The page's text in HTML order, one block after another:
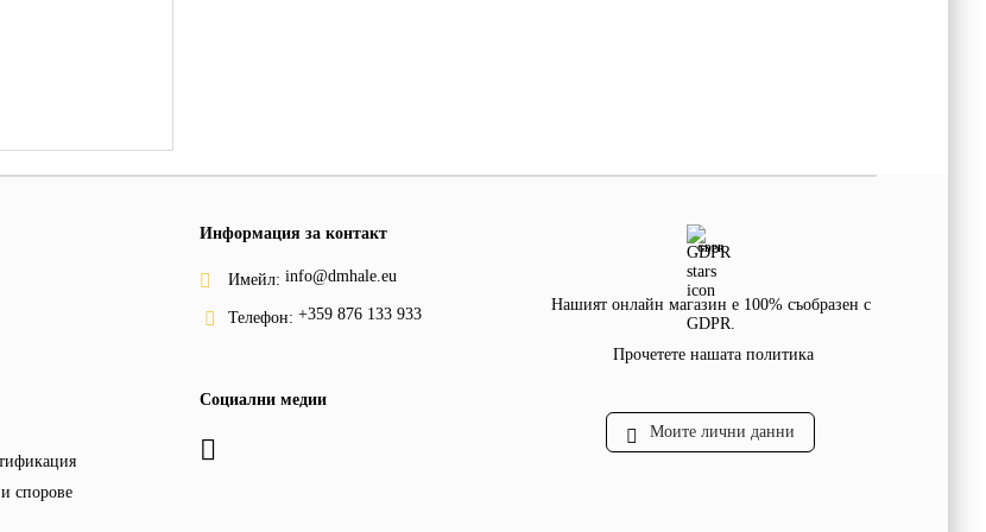
спорове
Информация за контакт
Имейл: info@dmhale.eu
Телефон: +359 876 133 933
Социални медии
GDPR
Нашият онлайн магазин е 100% съобразен с
GDPR.
Прочетете нашата политика
Моите лични данни